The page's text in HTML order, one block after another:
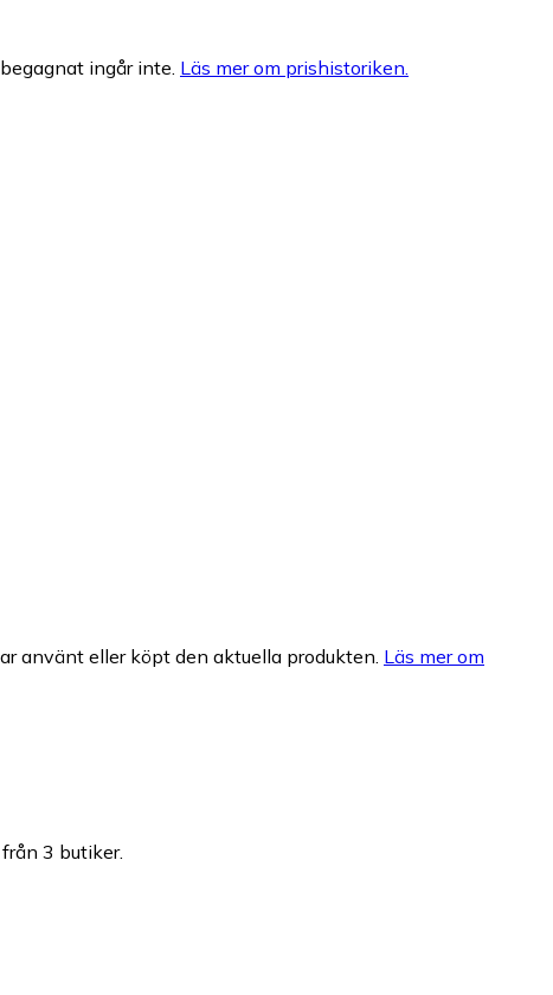
ingår inte. Läs mer om prishistoriken.
använt eller köpt den aktuella produkten. Läs mer om
3 butiker.